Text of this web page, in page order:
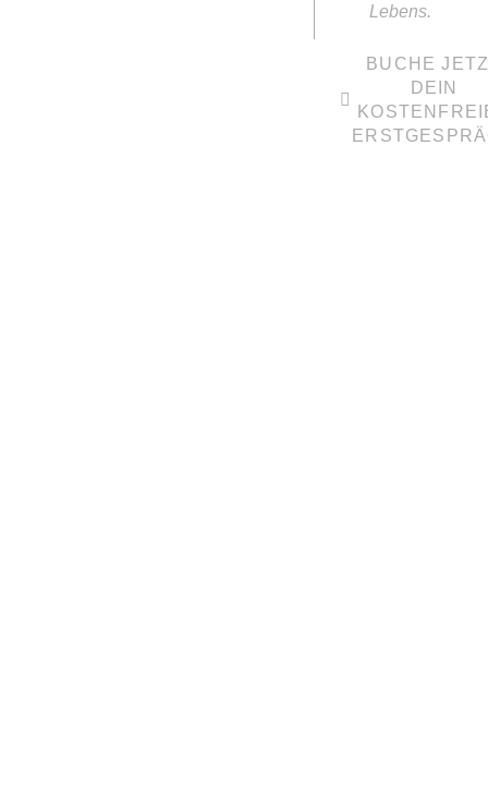
Lebens.
BUCHE
DEIN